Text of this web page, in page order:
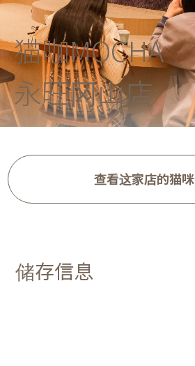
猫咖MOCHA
永旺冈山店
查看这家店的猫咪
储存信息